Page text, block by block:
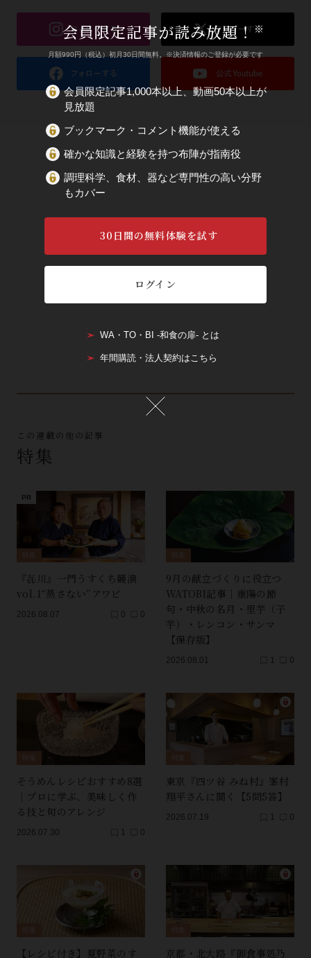
この連載の他の記事
特集
『㐂川』一門うすくち競演
vol.1“蒸さない”アワビ
2026.08.07 0 0
9月の献立づくりに役立つ
WATOBI記事｜重陽の節
句・中秋の名月・里芋（子
芋）・レンコン・サンマ
【保存版】
2026.08.01 1 0
そうめんレシピおすすめ8選
｜プロに学ぶ、美味しく作
る技と旬のアレンジ
2026.07.30 1 0
東京『四ツ谷 みね村』峯村
翔平さんに聞く【5問5答】
2026.07.19 1 0
【レシピ付き】夏野菜のす 京都・北大路『御食事処乃
会員限定記事が読み放題！※
月額990円（税込）初月30日間無料。※決済情報のご登録が必要です
会員限定記事1,000本以上、動画50本以上が
見放題
ブックマーク・コメント機能が使える
確かな知識と経験を持つ布陣が指南役
調理科学、食材、器など専門性の高い分野
もカバー
30日間の無料体験を試す
ログイン
WA・TO・BI -和食の扉- とは
年間購読・法人契約はこちら